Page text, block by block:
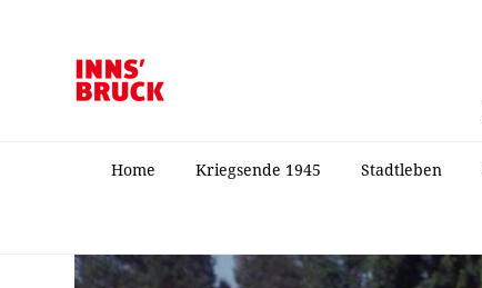
Home Kriegsende 1945 Stadtleben